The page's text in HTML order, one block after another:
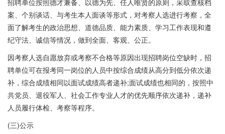
招聘单位按照德才兼备、以德为先、任人唯贤的原则，采取查核档
案、个别谈话、与考生本人面谈等形式，对考察人选进行考察，全
面了解考生的政治思想、道德品质、能力素质、学习工作表现和遵
纪守法、诚信等情况，做到全面、客观、公正。
因考察人选自愿放弃或考察不合格等原因出现招聘岗位空缺时，招
聘单位可在报考同一岗位的人员中按综合成绩从高分到低分依次递
补，综合成绩相同以面试成绩高者递补;面试成绩也相同的，按照中
共党员、退役军人、社会工作专业人才的优先顺序依次递补，递补
人员履行体检、考察等程序。
(三)公示